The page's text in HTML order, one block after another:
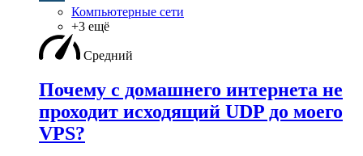
Компьютерные сети
+3 ещё
Средний
Почему с домашнего интернета не
проходит исходящий UDP до моего
VPS?